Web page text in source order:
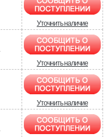
Уточнить наличие
Уточнить наличие
Уточнить наличие